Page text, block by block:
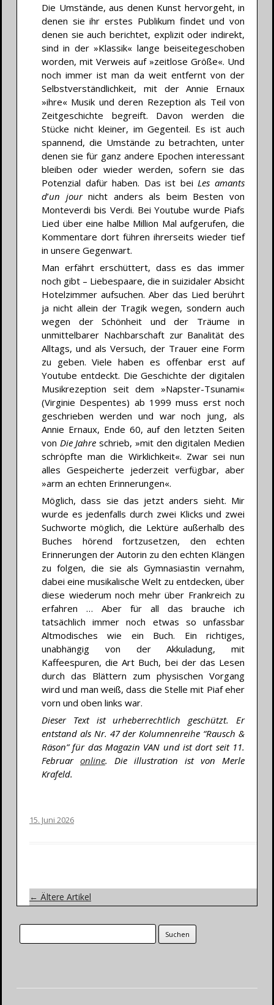
Die Umstände, aus denen Kunst hervorgeht, in
denen sie ihr erstes Publikum findet und von
denen sie auch berichtet, explizit oder indirekt,
sind in der »Klassik« lange beiseitegeschoben
worden, mit Verweis auf »zeitlose Größe«. Und
noch immer ist man da weit entfernt von der
Selbstverständlichkeit, mit der Annie Ernaux
»ihre« Musik und deren Rezeption als Teil von
Zeitgeschichte begreift. Davon werden die
Stücke nicht kleiner, im Gegenteil. Es ist auch
spannend, die Umstände zu betrachten, unter
denen sie für ganz andere Epochen interessant
bleiben oder wieder werden, sofern sie das
Potenzial dafür haben. Das ist bei Les amants
d’un journicht anders als beim Besten von
Monteverdi bis Verdi. Bei Youtube wurde Piafs
Lied über eine halbe Million Mal aufgerufen, die
Kommentare dort führen ihrerseits wieder tief
in unsere Gegenwart.
Man erfährt erschüttert, dass es das immer
noch gibt – Liebespaare, die in suizidaler Absicht
Hotelzimmer aufsuchen. Aber das Lied berührt
ja nicht allein der Tragik wegen, sondern auch
wegen der Schönheit und der Träume in
unmittelbarer Nachbarschaft zur Banalität des
Alltags, und als Versuch, der Trauer eine Form
zu geben. Viele haben es offenbar erst auf
Youtube entdeckt. Die Geschichte der digitalen
Musikrezeption seit dem »Napster-Tsunami«
(Virginie Despentes) ab 1999 muss erst noch
geschrieben werden und war noch jung, als
Annie Ernaux, Ende 60, auf den letzten Seiten
von Die Jahre schrieb, »mit den digitalen Medien
schröpfte man die Wirklichkeit«. Zwar sei nun
alles Gespeicherte jederzeit verfügbar, aber
»arm an echten Erinnerungen«.
Möglich, dass sie das jetzt anders sieht. Mir
wurde es jedenfalls durch zwei Klicks und zwei
Suchworte möglich, die Lektüre außerhalb des
Buches hörend fortzusetzen, den echten
Erinnerungen der Autorin zu den echten Klängen
zu folgen, die sie als Gymnasiastin vernahm,
dabei eine musikalische Welt zu entdecken, über
diese wiederum noch mehr über Frankreich zu
erfahren … Aber für all das brauche ich
tatsächlich immer noch etwas so unfassbar
Altmodisches wie ein Buch. Ein richtiges,
unabhängig von der Akkuladung, mit
Kaffeespuren, die Art Buch, bei der das Lesen
durch das Blättern zum physischen Vorgang
wird und man weiß, dass die Stelle mit Piaf eher
vorn und oben links war.
Dieser Text ist urheberrechtlich geschützt. Er
entstand als Nr. 47 der Kolumnenreihe “Rausch &
Räson” für das Magazin VAN und ist dort seit 11.
Februar online. Die illustration ist von Merle
Krafeld.
15. Juni 2026
Artikel-Navigation
← Ältere Artikel